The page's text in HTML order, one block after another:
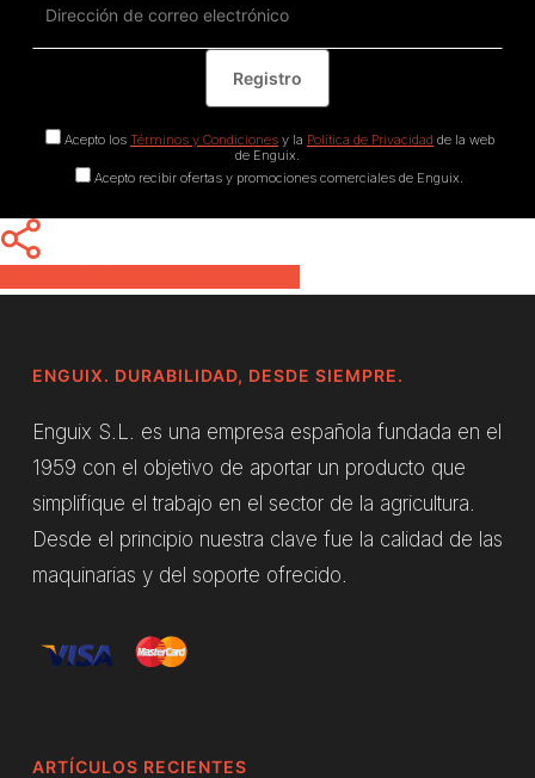
Acepto los Términos y Condicionesy la Política de Privacidad de la web
de Enguix.
Acepto recibir ofertas y promociones comerciales de Enguix.
ENGUIX. DURABILIDAD, DESDE SIEMPRE.
Enguix S.L. es una empresa española fundada en el
1959 con el objetivo de aportar un producto que
simplifique el trabajo en el sector de la agricultura.
Desde el principio nuestra clave fue la calidad de las
maquinarias y del soporte ofrecido.
ARTÍCULOS RECIENTES